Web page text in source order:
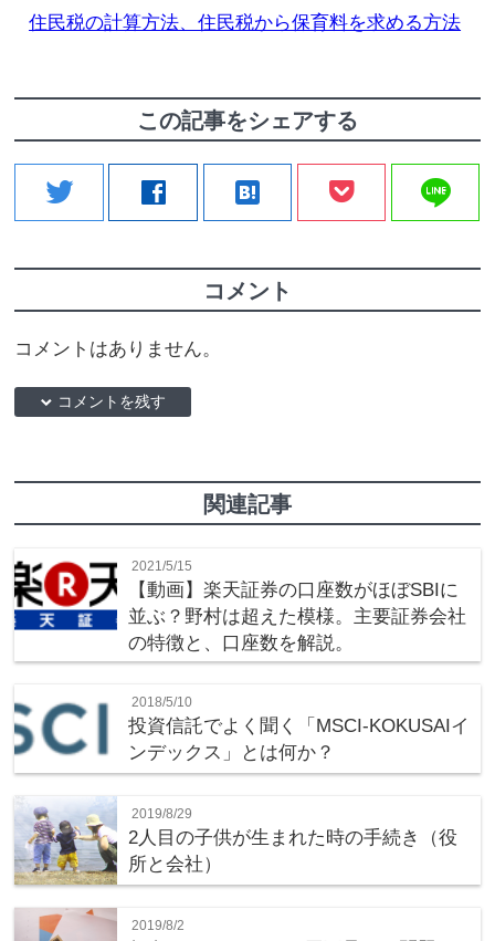
住民税の計算方法、住民税から保育料を求める方法
この記事をシェアする
twitter facebook hatenabookmark line
コメント
コメントはありません。
down コメントを残す
関連記事
2021/5/15
【動画】楽天証券の口座数がほぼSBIに
並ぶ？野村は超えた模様。主要証券会社
の特徴と、口座数を解説。
2018/5/10
投資信託でよく聞く「MSCI-KOKUSAIイ
ンデックス」とは何か？
2019/8/29
2人目の子供が生まれた時の手続き（役
所と会社）
2019/8/2